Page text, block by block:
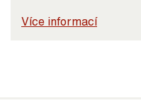
Více informací